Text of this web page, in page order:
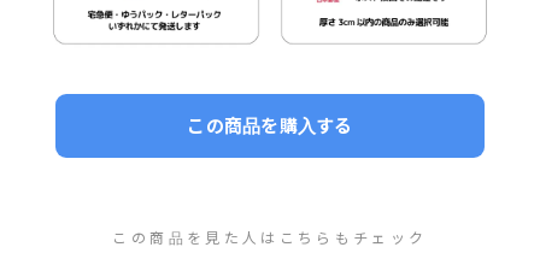
この商品を購入する
この商品を見た人はこちらもチェック